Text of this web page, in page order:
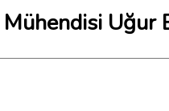
Uğur